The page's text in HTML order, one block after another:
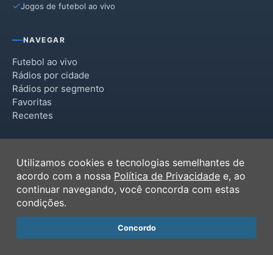
Jogos de futebol ao vivo
NAVEGAR
Futebol ao vivo
Rádios por cidade
Rádios por segmento
Favoritas
Recentes
Termos de Uso
Política de Privacidade
Ferramentas
Contato
Utilizamos cookies e tecnologias semelhantes de
acordo com a nossa Política de Privacidade e, ao
continuar navegando, você concorda com estas
condições.
Concordo